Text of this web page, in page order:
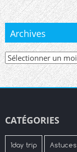
Archives
Archives
CATÉGORIES
1day trip Astuces